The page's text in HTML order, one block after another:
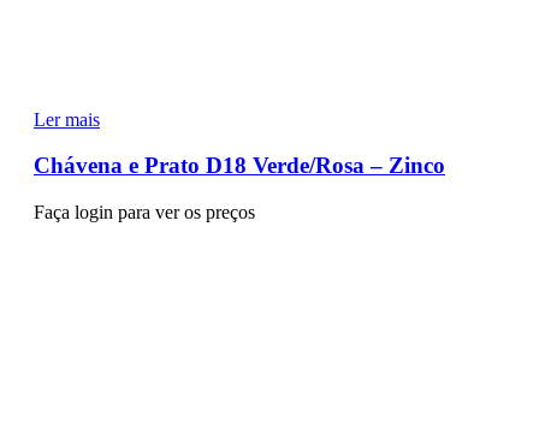
Ler mais
Chávena e Prato D18 Verde/Rosa – Zinco
Faça login para ver os preços